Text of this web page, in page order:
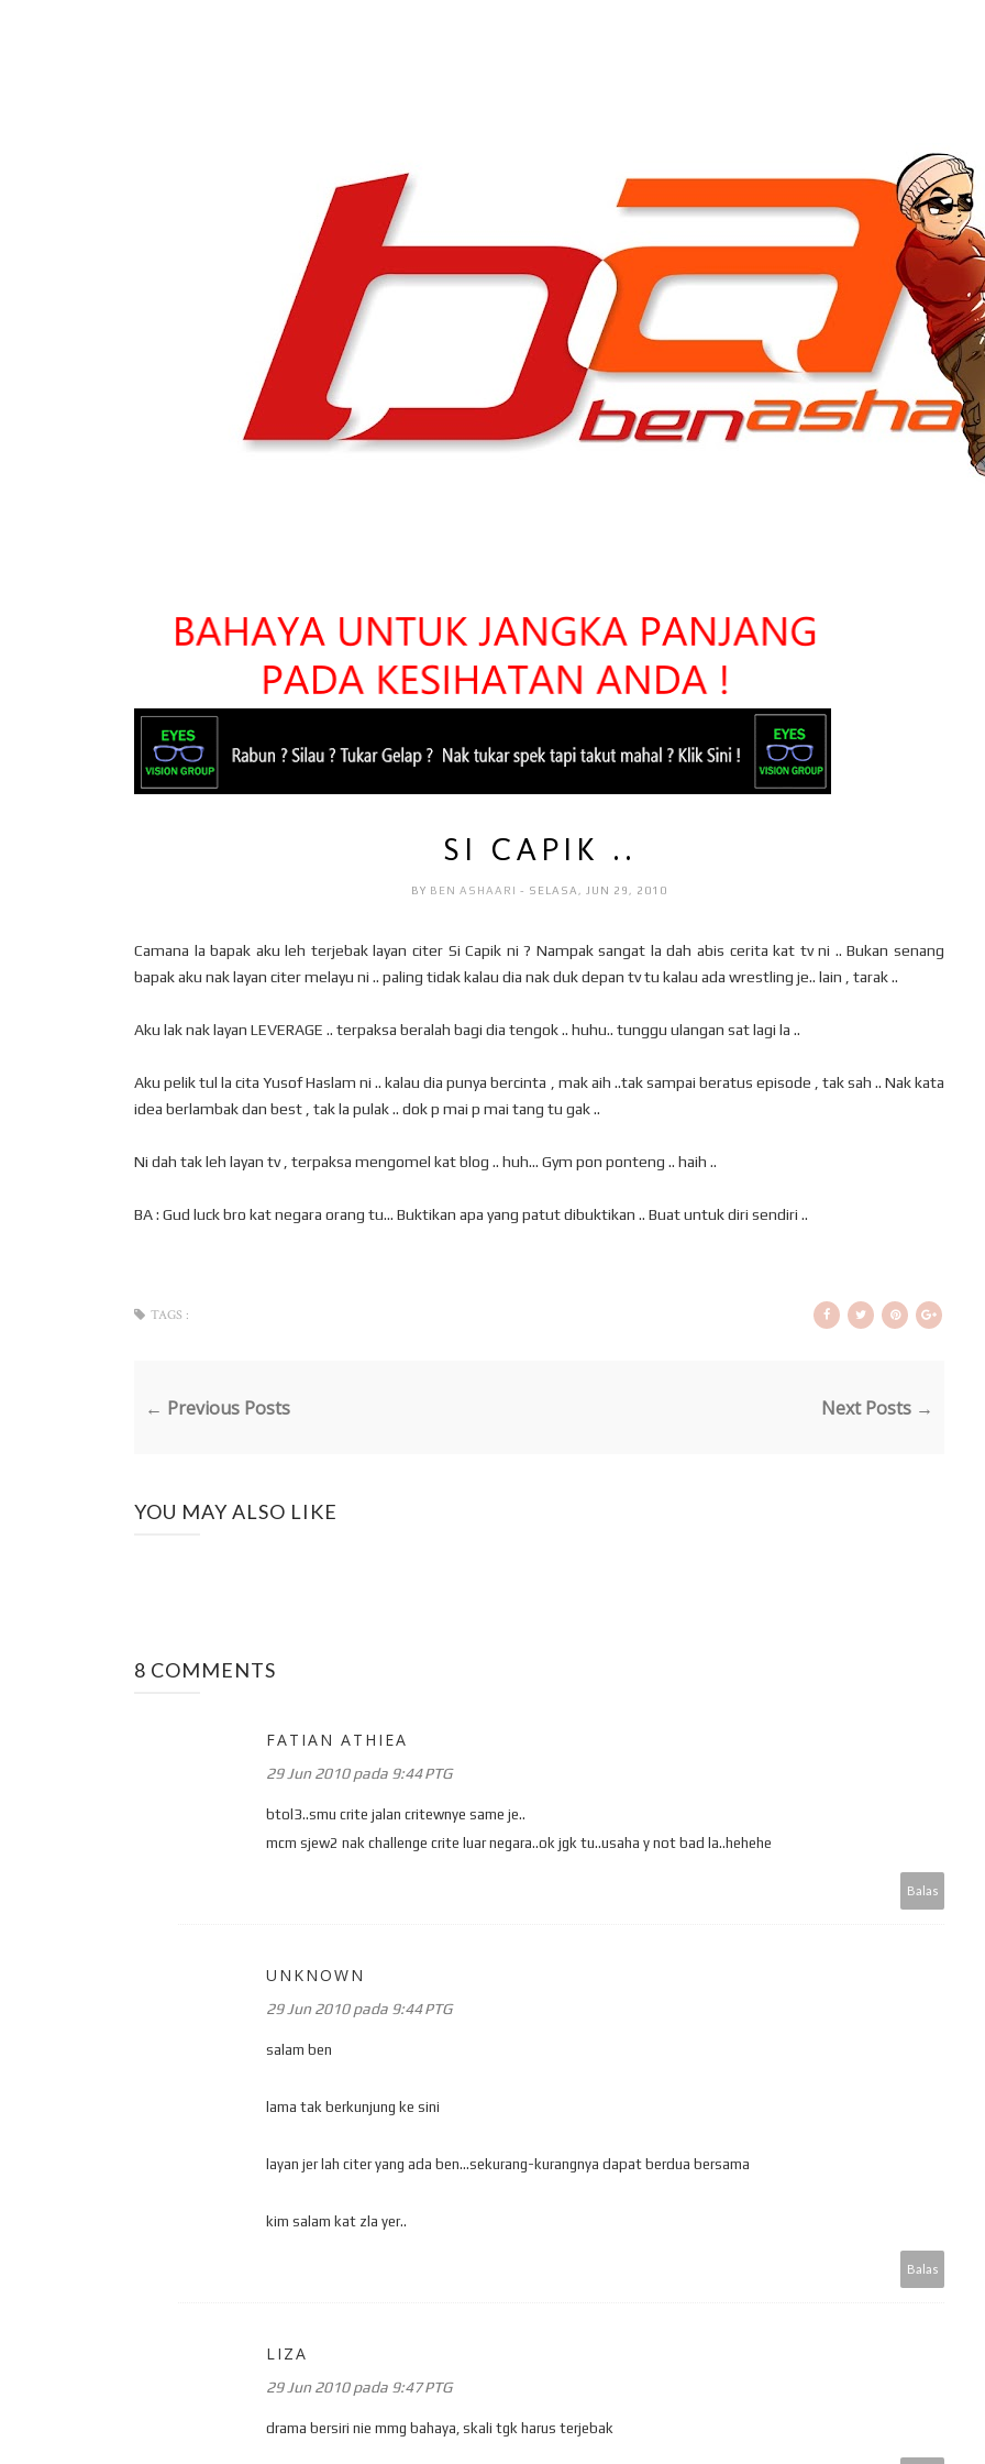
SI CAPIK ..
BY BEN ASHAARI - SELASA, JUN 29, 2010
Camana la bapak aku leh terjebak layan citer Si Capik ni ? Nampak sangat la dah abis cerita kat tv ni .. Bukan senang
bapak aku nak layan citer melayu ni .. paling tidak kalau dia nak duk depan tv tu kalau ada wrestling je.. lain , tarak ..
Aku lak nak layan LEVERAGE .. terpaksa beralah bagi dia tengok .. huhu.. tunggu ulangan sat lagi la ..
Aku pelik tul la cita Yusof Haslam ni .. kalau dia punya bercinta , mak aih ..tak sampai beratus episode , tak sah .. Nak kata
idea berlambak dan best , tak la pulak .. dok p mai p mai tang tu gak ..
Ni dah tak leh layan tv , terpaksa mengomel kat blog .. huh... Gym pon ponteng .. haih ..
BA : Gud luck bro kat negara orang tu... Buktikan apa yang patut dibuktikan .. Buat untuk diri sendiri ..
TAGS :
← Previous Posts Next Posts →
YOU MAY ALSO LIKE
8 COMMENTS
FATIAN ATHIEA
29 Jun 2010 pada 9:44 PTG
btol3..smu crite jalan critewnye same je..
mcm sjew2 nak challenge crite luar negara..ok jgk tu..usaha y not bad la..hehehe
Balas
UNKNOWN
29 Jun 2010 pada 9:44 PTG
salam ben
lama tak berkunjung ke sini
layan jer lah citer yang ada ben...sekurang-kurangnya dapat berdua bersama
kim salam kat zla yer..
Balas
LIZA
29 Jun 2010 pada 9:47 PTG
drama bersiri nie mmg bahaya, skali tgk harus terjebak